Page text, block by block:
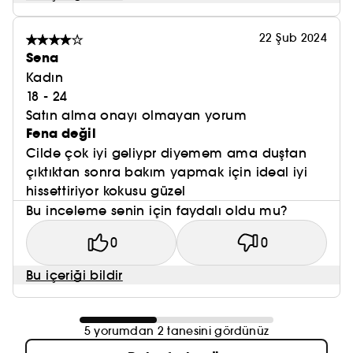
ekiye sahiptir.
Liçili yüz maskesi:
Aydınlık, canlı ve taze bir cilt
görünümü için ultra nemlendirici etkiye sahiptir,
cildinize ışıltı katar.
Hindistan cevizli yüz maskesi:
rahat bir cilt için besleyici ve yatıştırıcı etkiye
sahiptir.
Balkabaklı yüz maskesi (sınırlı sayıda):Daha
yumuşak, yenilenmiş ve rahatlamış bir cilt için
nemlendirici ve besleyici etkiye sahiptir.
22 Şub 2024
Sena
Kadın
18 - 24
Satın alma onayı olmayan yorum
Fena değil
Cilde çok iyi geliypr diyemem ama duştan
çıktıktan sonra bakım yapmak için ideal iyi
hissettiriyor kokusu güzel
Bu inceleme senin için faydalı oldu mu?
0 0
Bu içeriği bildir
5 yorumdan 2 tanesini gördünüz